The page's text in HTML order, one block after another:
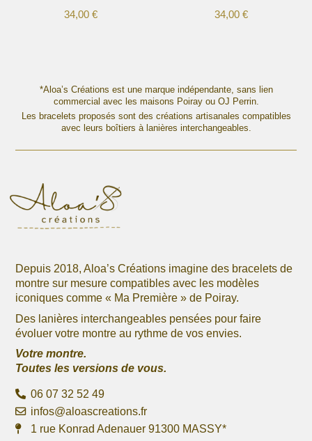
34,00 €
variations.
options
page
34,00€
variations.
Les
options
peuvent
*Aloa’s Créations est une marque indépendante, sans lien
commercial avec les maisons Poiray ou OJ Perrin.
Les bracelets proposés sont des créations artisanales compatibles
avec leurs boîtiers à lanières interchangeables.
Depuis 2018, Aloa’s Créations imagine des bracelets de
montre sur mesure compatibles avec les modèles
iconiques comme « Ma Première » de Poiray.
Des lanières interchangeables pensées pour faire
évoluer votre montre au rythme de vos envies.
Votre montre.
Toutes les versions de vous.
06 07 32 52 49
infos@aloascreations.fr
1 rue Konrad Adenauer 91300 MASSY*